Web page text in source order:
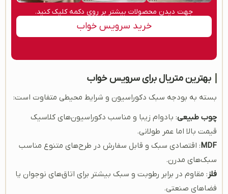
جهت دیدن محصولات بیشتر بر روی دکمه کلیک کنید.
خرید سرویس خواب
بهترین متریال برای سرویس خواب
بسته به بودجه سبک دکوراسیون و شرایط محیطی متفاوت است:
چوب طبیعی: بادوام زیبا و مناسب دکوراسیون‌های کلاسیک
قیمت بالا اما عمر طولانی.
MDF: اقتصادی سبک و قابل سفارش در طرح‌های متنوع مناسب
سبک‌های مدرن.
فلز : مقاوم در برابر رطوبت و سبک بیشتر برای اتاق‌های نوجوان یا
فضاهای صنعتی.